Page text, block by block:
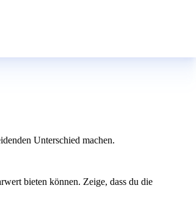
Unterschied machen.
bieten können. Zeige, dass du die